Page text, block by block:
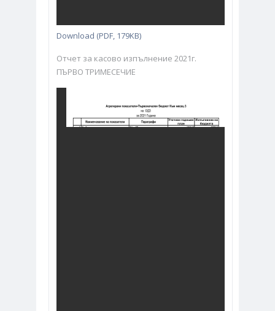
Download (PDF, 179KB)
Отчет за касово изпълнение 2021г.
ПЪРВО ТРИМЕСЕЧИЕ